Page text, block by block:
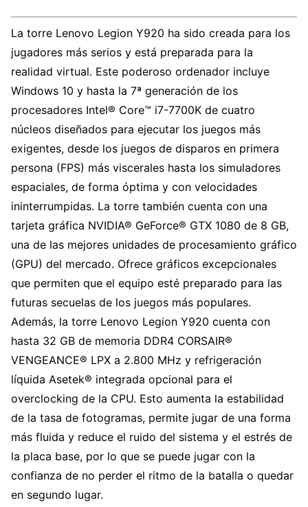
La torre Lenovo Legion Y920 ha sido creada para los
jugadores más serios y está preparada para la
realidad virtual. Este poderoso ordenador incluye
Windows 10 y hasta la 7ª generación de los
procesadores Intel® Core™ i7-7700K de cuatro
núcleos diseñados para ejecutar los juegos más
exigentes, desde los juegos de disparos en primera
persona (FPS) más viscerales hasta los simuladores
espaciales, de forma óptima y con velocidades
ininterrumpidas. La torre también cuenta con una
tarjeta gráfica NVIDIA® GeForce® GTX 1080 de 8 GB,
una de las mejores unidades de procesamiento gráfico
(GPU) del mercado. Ofrece gráficos excepcionales
que permiten que el equipo esté preparado para las
futuras secuelas de los juegos más populares.
Además, la torre Lenovo Legion Y920 cuenta con
hasta 32 GB de memoria DDR4 CORSAIR®
VENGEANCE® LPX a 2.800 MHz y refrigeración
líquida Asetek® integrada opcional para el
overclocking de la CPU. Esto aumenta la estabilidad
de la tasa de fotogramas, permite jugar de una forma
más fluida y reduce el ruido del sistema y el estrés de
la placa base, por lo que se puede jugar con la
confianza de no perder el ritmo de la batalla o quedar
en segundo lugar.